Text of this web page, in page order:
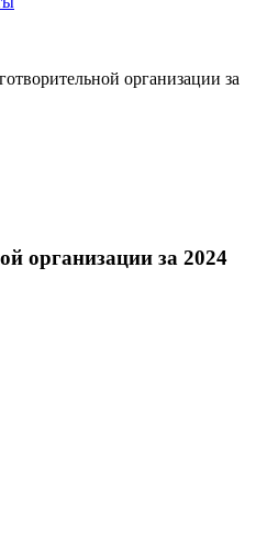
организации за
организации за 2024